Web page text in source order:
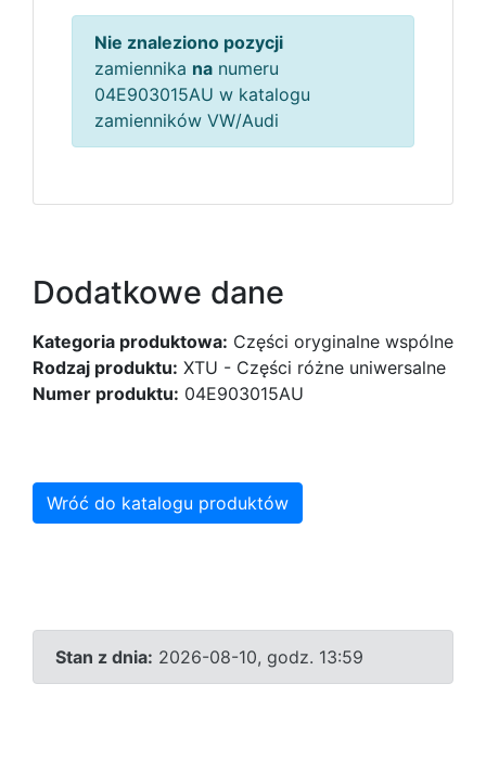
Nie znaleziono pozycji
zamiennika na numeru
04E903015AU w katalogu
zamienników VW/Audi
Dodatkowe dane
Kategoria produktowa: Części oryginalne wspólne
Rodzaj produktu: XTU - Części różne uniwersalne
Numer produktu: 04E903015AU
Wróć do katalogu produktów
Stan z dnia: 2026-08-10, godz. 13:59